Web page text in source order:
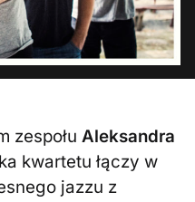
zespołuAleksandra
kwartetu łączy w
jazzu z